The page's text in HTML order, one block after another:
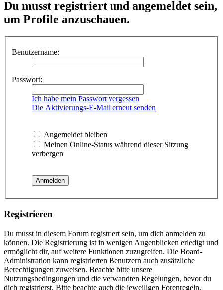
Du musst registriert und angemeldet sein,
um Profile anzuschauen.
Benutzername:
Passwort:
Ich habe mein Passwort vergessen
Die Aktivierungs-E-Mail erneut senden
Angemeldet bleiben
Meinen Online-Status während dieser Sitzung
verbergen
Registrieren
Du musst in diesem Forum registriert sein, um dich anmelden zu
können. Die Registrierung ist in wenigen Augenblicken erledigt und
ermöglicht dir, auf weitere Funktionen zuzugreifen. Die Board-
Administration kann registrierten Benutzern auch zusätzliche
Berechtigungen zuweisen. Beachte bitte unsere
Nutzungsbedingungen und die verwandten Regelungen, bevor du
dich registrierst. Bitte beachte auch die jeweiligen Forenregeln,